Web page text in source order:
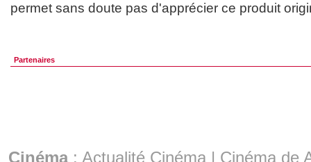
permet sans doute pas d'apprécier ce produit
Partenaires
Cinéma: Actualité Cinéma | Cinéma de